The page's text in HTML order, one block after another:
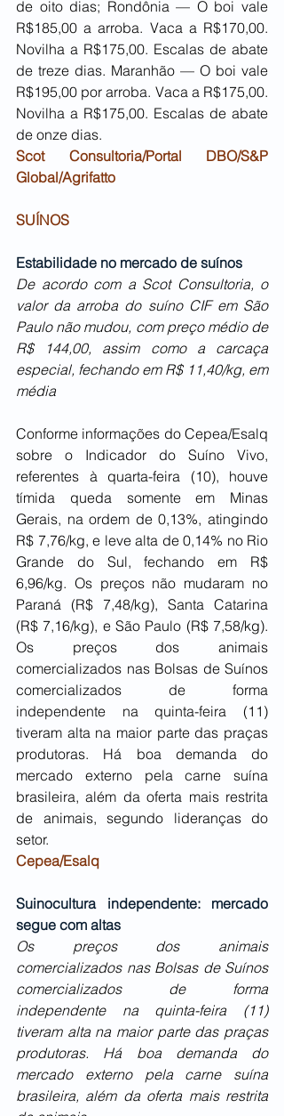
de oito dias; Rondônia — O boi vale
R$185,00 a arroba. Vaca a R$170,00.
Novilha a R$175,00. Escalas de abate
de treze dias. Maranhão — O boi vale
R$195,00 por arroba. Vaca a R$175,00.
Novilha a R$175,00. Escalas de abate
de onze dias.
Scot Consultoria/Portal DBO/S&P
Global/Agrifatto
SUÍNOS
Estabilidade no mercado de suínos
De acordo com a Scot Consultoria, o
valor da arroba do suíno CIF em São
Paulo não mudou, com preço médio de
R$ 144,00, assim como a carcaça
especial, fechando em R$ 11,40/kg, em
média
Conforme informações do Cepea/Esalq
sobre o Indicador do Suíno Vivo,
referentes à quarta-feira (10), houve
tímida queda somente em Minas
Gerais, na ordem de 0,13%, atingindo
R$ 7,76/kg, e leve alta de 0,14% no Rio
Grande do Sul, fechando em R$
6,96/kg. Os preços não mudaram no
Paraná (R$ 7,48/kg), Santa Catarina
(R$ 7,16/kg), e São Paulo (R$ 7,58/kg).
Os preços dos animais
comercializados nas Bolsas de Suínos
comercializados de forma
independente na quinta-feira (11)
tiveram alta na maior parte das praças
produtoras. Há boa demanda do
mercado externo pela carne suína
brasileira, além da oferta mais restrita
de animais, segundo lideranças do
setor.
Cepea/Esalq
Suinocultura independente: mercado
segue com altas
Os preços dos animais
comercializados nas Bolsas de Suínos
comercializados de forma
independente na quinta-feira (11)
tiveram alta na maior parte das praças
produtoras. Há boa demanda do
mercado externo pela carne suína
brasileira, além da oferta mais restrita